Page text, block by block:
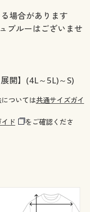
場合があります
ブルーはございませ
開】(4L～5L)～S)
ついては共通サイズガイ
ド
をご確認くださ